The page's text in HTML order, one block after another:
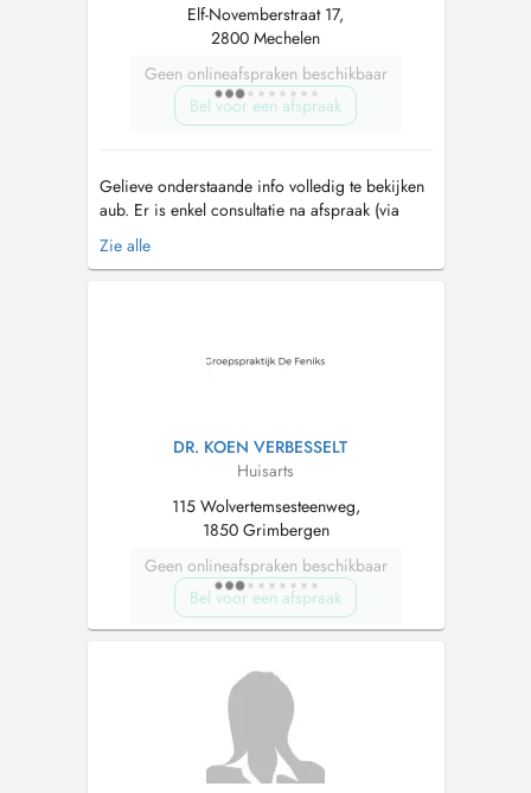
Elf-Novemberstraat 17,
2800 Mechelen
Geen onlineafspraken beschikbaar
Bel voor een afspraak
Gelieve onderstaande info volledig te bekijken
aub. Er is enkel consultatie na afspraak (via
doctena.be). Kom stipt op tijd en wacht best
buiten (enkel zo nodig max 2 personen in de
Zie alle
DR. KOEN VERBESSELT
Huisarts
115 Wolvertemsesteenweg,
1850 Grimbergen
Geen onlineafspraken beschikbaar
Bel voor een afspraak